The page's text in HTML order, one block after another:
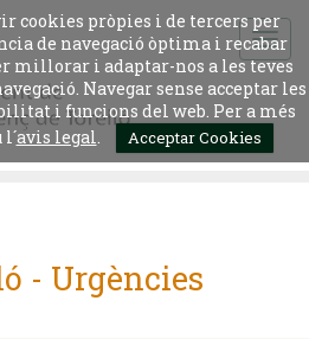
cookies pròpies i de tercers per
de navegació òptima i recabar
millorar i adaptar-nos a les teves
Navegar sense acceptar les
i funcions del web. Per a més
avis legal. Acceptar Cookies
- Urgències